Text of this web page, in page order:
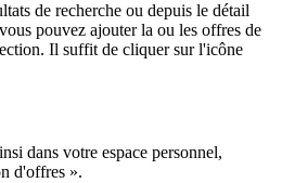
de recherche ou depuis le détail
pouvez ajouter la ou les offres de
Il suffit de cliquer sur l'icône
dans votre espace personnel,
d'offres ».